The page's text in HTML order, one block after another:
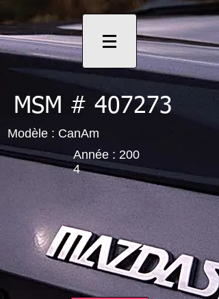
MSM # 407273
Modèle : CanAm
Année : 200
4